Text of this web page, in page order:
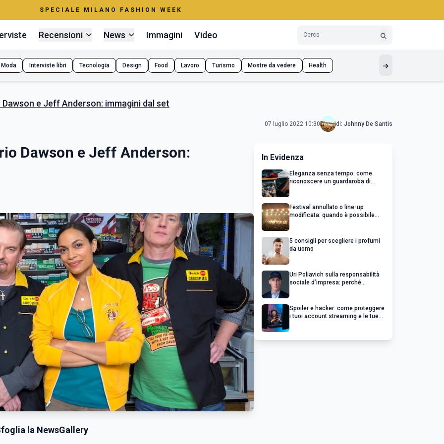
SPECIALE MILANO FASHION WEEK
Recensioni News Immagini Video
Moda Interviste libri Tecnologia Design Food Lavoro Turismo Mostre da vedere Health
e Jeff Anderson: immagini dal set
07 luglio 2022 10:30 di: Johnny De Santis
Dawson e Jeff Anderson:
la NewsGallery
In Evidenza
Eleganza senza tempo: come
riconoscere un guardaroba di
Festival annullato o line-up
modificata: quando è possibile
5 consigli per scegliere i profumi
da uomo
Uri Poliavich sulla responsabilità
sociale d’impresa: perché
Spoiler e hacker: come proteggere
i tuoi account streaming e le tue